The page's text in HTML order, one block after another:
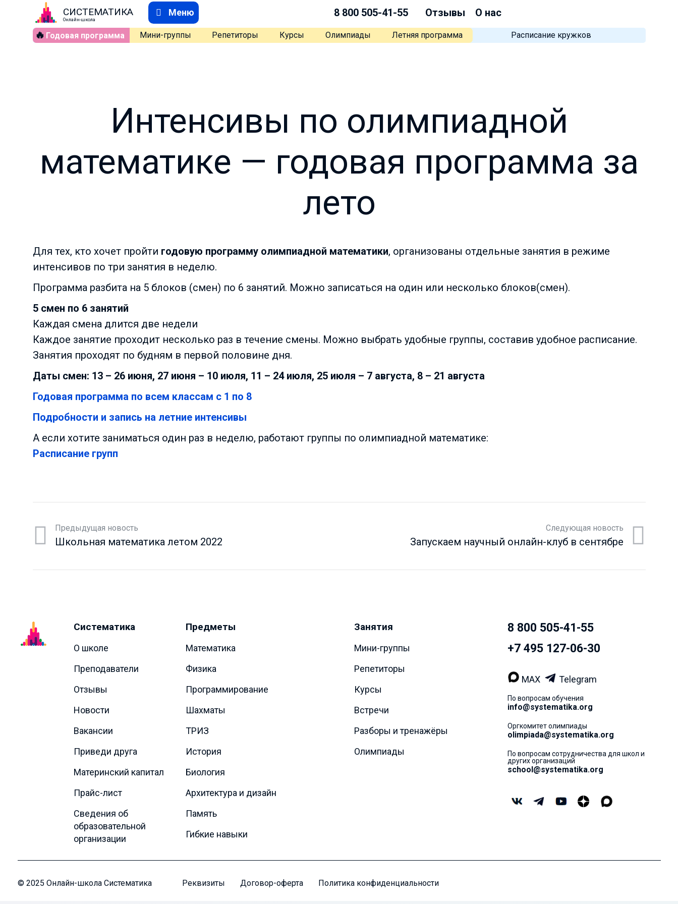
СИСТЕМАТИКА
Онлайн-школа
Меню 8 800 505-41-55 Отзывы
О нас
🔥 Годовая программа Мини-группы Репетиторы Курсы Олимпиады Летняя программа Расписание кружков
Интенсивы по олимпиадной
математике — годовая программа за
лето
Для тех, кто хочет пройти годовую программу олимпиадной математики, организованы отдельные занятия в режиме
интенсивов по три занятия в неделю.
Программа разбита на 5 блоков (смен) по 6 занятий. Можно записаться на один или несколько блоков(смен).
5 смен по 6 занятий
Каждая смена длится две недели
Каждое занятие проходит несколько раз в течение смены. Можно выбрать удобные группы, составив удобное расписание.
Занятия проходят по будням в первой половине дня.
Даты смен: 13 – 26 июня, 27 июня – 10 июля, 11 – 24 июля, 25 июля – 7 августа, 8 – 21 августа
Годовая программа по всем классам с 1 по 8
Подробности и запись на летние интенсивы
А если хотите заниматься один раз в неделю, работают группы по олимпиадной математике:
Расписание групп
Предыдущая новость
Школьная математика летом 2022
Следующая новость
Запускаем научный онлайн-клуб в сентябре
Систематика
О школе
Преподаватели
Отзывы
Новости
Вакансии
Приведи друга
Материнский капитал
Прайс-лист
Сведения об
образовательной
организации
Предметы
Математика
Физика
Программирование
Шахматы
ТРИЗ
История
Биология
Архитектура и дизайн
Память
Гибкие навыки
Занятия
Мини-группы
Репетиторы
Курсы
Встречи
Разборы и тренажёры
Олимпиады
8 800 505-41-55
+7 495 127-06-30
MAX Telegram
По вопросам обучения
info@systematika.org
Оргкомитет олимпиады
olimpiada@systematika.org
По вопросам сотрудничества для школ и
других организаций
school@systematika.org
© 2025 Онлайн-школа Систематика Реквизиты Договор-оферта Политика конфиденциальности